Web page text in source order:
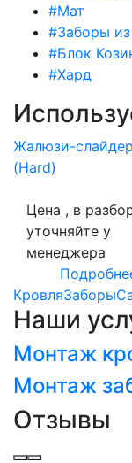
КровляЗаборы
#Мат
#Заборы
#Блок
#Хард
Жалюзи-
(Hard)
Цена , в
уточняйте у
менеджера
Наши
Монтаж
Монтаж
Отзывы